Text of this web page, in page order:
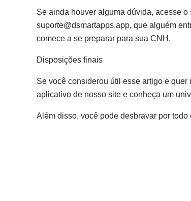
Se ainda houver alguma dúvida, acesse o
suporte@dsmartapps.app, que alguém
comece a se preparar para sua CNH.
Disposições finais
Se você considerou útil esse artigo e
aplicativo de nosso site e conheça um
Além disso, você pode desbravar por